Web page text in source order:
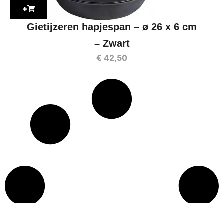
+
Gietijzeren hapjespan – ø 26 x 6 cm
– Zwart
€ 42,50